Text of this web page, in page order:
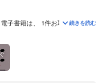
電子書籍は、 1件お取り扱いがご
続きを読む